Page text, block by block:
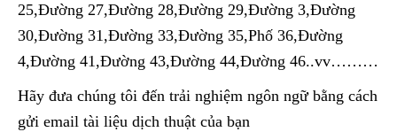
25,Đường 27,Đường 28,Đường 29,Đường 3,Đường
30,Đường 31,Đường 33,Đường 35,Phố 36,Đường
4,Đường 41,Đường 43,Đường 44,Đường 46..vv………
Hãy đưa chúng tôi đến trải nghiệm ngôn ngữ bằng cách
gửi email tài liệu dịch thuật của bạn